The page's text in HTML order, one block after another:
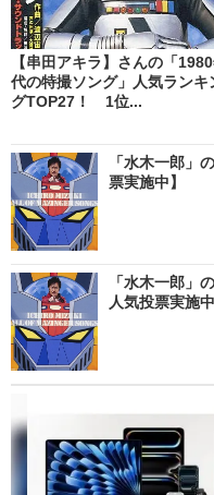
【串田アキラ】さんの「
代の特撮ソング」人気ランキ
グTOP27！ 1位...
「水木一郎」
票実施中】
「水木一郎」
人気投票実施中